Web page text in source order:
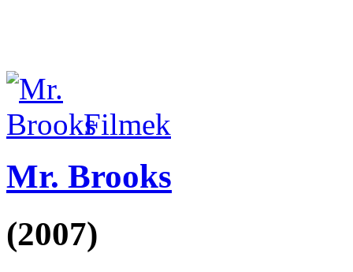
Filmek
Mr. Brooks
(2007)